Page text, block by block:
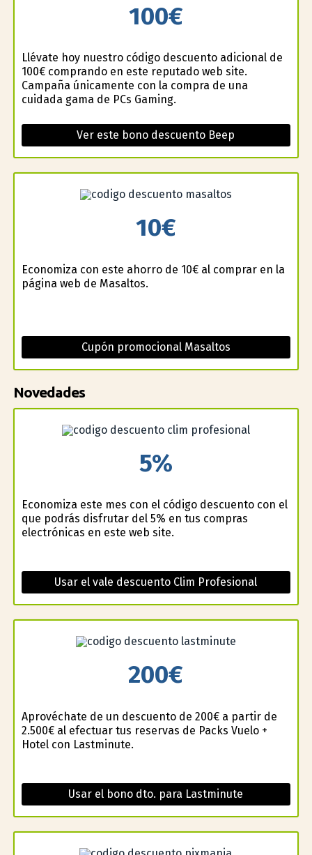
100€
Llévate hoy nuestro código descuento adicional de
100€ comprando en este reputado web site.
Campaña únicamente con la compra de una
cuidada gama de PCs Gaming.
Ver este bono descuento Beep
10€
Economiza con este ahorro de 10€ al comprar en la
página web de Masaltos.
Cupón promocional Masaltos
Novedades
5%
Economiza este mes con el código descuento con el
que podrás disfrutar del 5% en tus compras
electrónicas en este web site.
Usar el vale descuento Clim Profesional
200€
Aprovéchate de un descuento de 200€ a partir de
2.500€ al efectuar tus reservas de Packs Vuelo +
Hotel con Lastminute.
Usar el bono dto. para Lastminute